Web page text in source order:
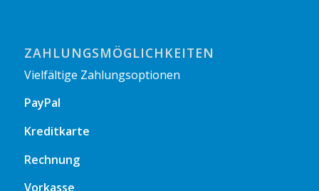
ZAHLUNGSMÖGLICHKEITEN
Vielfältige Zahlungsoptionen
PayPal
Kreditkarte
Rechnung
Vorkasse